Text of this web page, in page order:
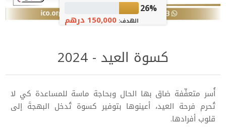
26%
الهدف:150,000 درهم
كسوة العيد - 2024
أُسر متعفِّفة ضاق بها الحال وبحاجة ماسة للمساعدة كي لا
تُحرم فرحة العيد، أعينوها بتوفير كسوة تُدخل البهجةَ إلى
قلوب أفرادها.